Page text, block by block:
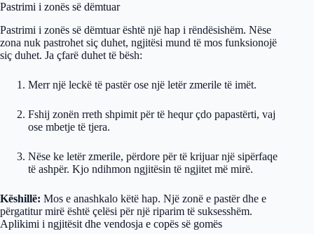
Pastrimi i zonës së dëmtuar
Pastrimi i zonës së dëmtuar është një hap i rëndësishëm. Nëse
zona nuk pastrohet siç duhet, ngjitësi mund të mos funksionojë
siç duhet. Ja çfarë duhet të bësh:
Merr një leckë të pastër ose një letër zmerile të imët.
Fshij zonën rreth shpimit për të hequr çdo papastërti, vaj
ose mbetje të tjera.
Nëse ke letër zmerile, përdore për të krijuar një sipërfaqe
të ashpër. Kjo ndihmon ngjitësin të ngjitet më mirë.
Këshillë: Mos e anashkalo këtë hap. Një zonë e pastër dhe e
përgatitur mirë është çelësi për një riparim të suksesshëm.
Aplikimi i ngjitësit dhe vendosja e copës së gomës